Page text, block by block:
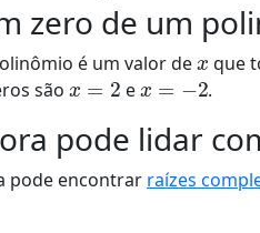
zero de um
é um valor de
x
que
são
x=2
e
x= −2
.
pode lidar
pode encontrar raízes